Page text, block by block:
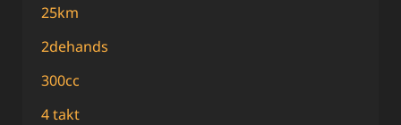
25km
2dehands
300cc
4 takt